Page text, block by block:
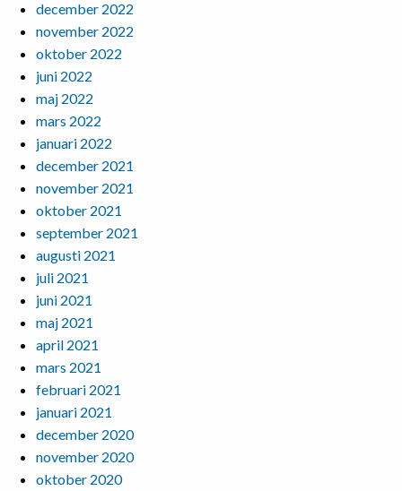
december 2022
november 2022
oktober 2022
juni 2022
maj 2022
mars 2022
januari 2022
december 2021
november 2021
oktober 2021
september 2021
augusti 2021
juli 2021
juni 2021
maj 2021
april 2021
mars 2021
februari 2021
januari 2021
december 2020
november 2020
oktober 2020